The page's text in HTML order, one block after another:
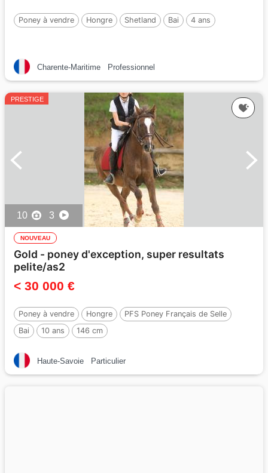
Poney à vendre Hongre Shetland Bai 4 ans
Charente-Maritime Professionnel
PRESTIGE
10 3
NOUVEAU
Gold - poney d'exception, super resultats
pelite/as2
< 30 000 €
Poney à vendre Hongre
PFS Poney Français de Selle
Bai
10 ans
146 cm
Haute-Savoie
Particulier